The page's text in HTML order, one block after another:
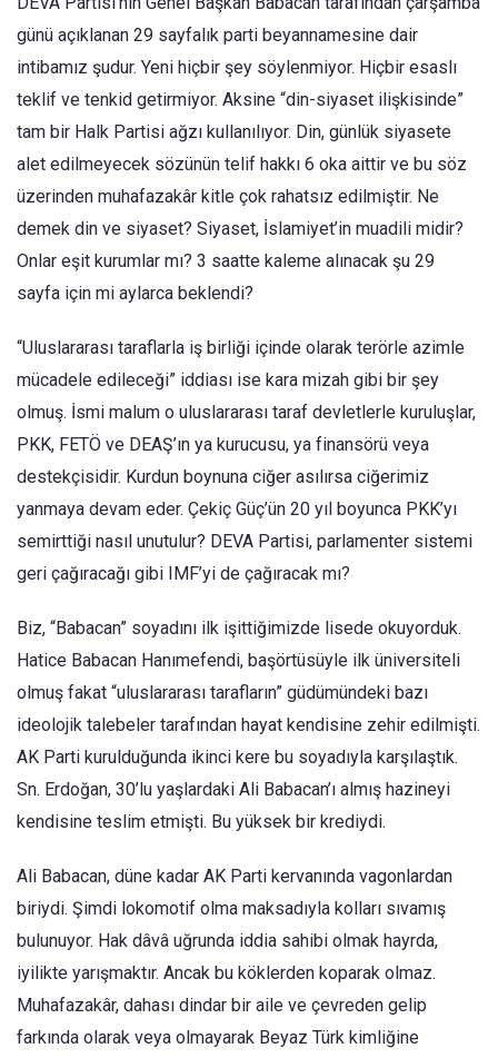
günü açıklanan 29 sayfalık parti beyannamesine dair
intibamız şudur. Yeni hiçbir şey söylenmiyor. Hiçbir esaslı
teklif ve tenkid getirmiyor. Aksine “din-siyaset ilişkisinde”
tam bir Halk Partisi ağzı kullanılıyor. Din, günlük siyasete
alet edilmeyecek sözünün telif hakkı 6 oka aittir ve bu söz
üzerinden muhafazakâr kitle çok rahatsız edilmiştir. Ne
demek din ve siyaset? Siyaset, İslamiyet’in muadili midir?
Onlar eşit kurumlar mı? 3 saatte kaleme alınacak şu 29
sayfa için mi aylarca beklendi?
“Uluslararası taraflarla iş birliği içinde olarak terörle azimle
mücadele edileceği” iddiası ise kara mizah gibi bir şey
olmuş. İsmi malum o uluslararası taraf devletlerle kuruluşlar,
PKK, FETÖ ve DEAŞ’ın ya kurucusu, ya finansörü veya
destekçisidir. Kurdun boynuna ciğer asılırsa ciğerimiz
yanmaya devam eder. Çekiç Güç’ün 20 yıl boyunca PKK’yı
semirttiği nasıl unutulur? DEVA Partisi, parlamenter sistemi
geri çağıracağı gibi IMF’yi de çağıracak mı?
Biz, “Babacan” soyadını ilk işittiğimizde lisede okuyorduk.
Hatice Babacan Hanımefendi, başörtüsüyle ilk üniversiteli
olmuş fakat “uluslararası tarafların” güdümündeki bazı
ideolojik talebeler tarafından hayat kendisine zehir edilmişti.
AK Parti kurulduğunda ikinci kere bu soyadıyla karşılaştık.
Sn. Erdoğan, 30’lu yaşlardaki Ali Babacan’ı almış hazineyi
kendisine teslim etmişti. Bu yüksek bir krediydi.
Ali Babacan, düne kadar AK Parti kervanında vagonlardan
biriydi. Şimdi lokomotif olma maksadıyla kolları sıvamış
bulunuyor. Hak dâvâ uğrunda iddia sahibi olmak hayrda,
iyilikte yarışmaktır. Ancak bu köklerden koparak olmaz.
Muhafazakâr, dahası dindar bir aile ve çevreden gelip
farkında olarak veya olmayarak Beyaz Türk kimliğine